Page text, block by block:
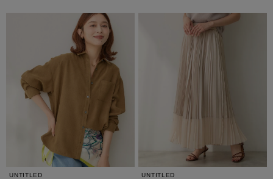
UNTITLED
UNTITLED